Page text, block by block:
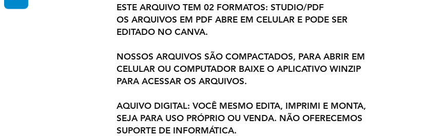
ESTE ARQUIVO TEM 02 FORMATOS: STUDIO/PDF
OS ARQUIVOS EM PDF ABRE EM CELULAR E PODE SER
EDITADO NO CANVA.
NOSSOS ARQUIVOS SÃO COMPACTADOS, PARA ABRIR EM
CELULAR OU COMPUTADOR BAIXE O APLICATIVO WINZIP
PARA ACESSAR OS ARQUIVOS.
AQUIVO DIGITAL: VOCÊ MESMO EDITA, IMPRIMI E MONTA,
SEJA PARA USO PRÓPRIO OU VENDA. NÃO OFERECEMOS
SUPORTE DE INFORMÁTICA.